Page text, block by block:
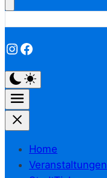
Instagram
Facebook
Home
Veranstaltungen